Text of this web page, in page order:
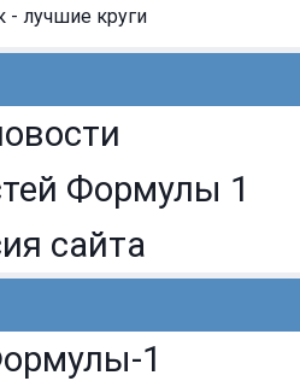
- лучшие круги
Формулы 1
сайта
1